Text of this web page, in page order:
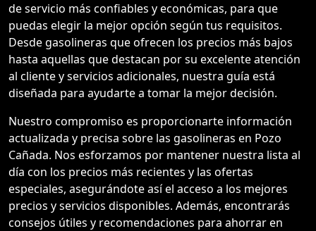
de servicio más confiables y económicas, para que
puedas elegir la mejor opción según tus requisitos.
Desde gasolineras que ofrecen los precios más bajos
hasta aquellas que destacan por su excelente atención
al cliente y servicios adicionales, nuestra guía está
diseñada para ayudarte a tomar la mejor decisión.
Nuestro compromiso es proporcionarte información
actualizada y precisa sobre las gasolineras en Pozo
Cañada. Nos esforzamos por mantener nuestra lista al
día con los precios más recientes y las ofertas
especiales, asegurándote así el acceso a los mejores
precios y servicios disponibles. Además, encontrarás
consejos útiles y recomendaciones para ahorrar en